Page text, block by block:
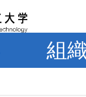
組